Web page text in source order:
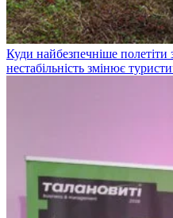
Куди найбезпечніше полетіти
нестабільність змінює